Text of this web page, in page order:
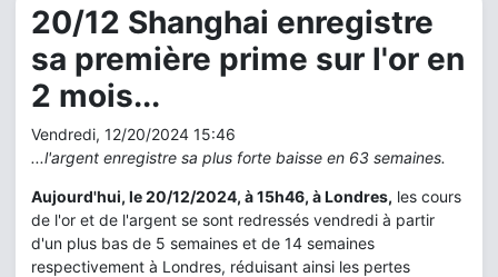
20/12 Shanghai enregistre
sa première prime sur l'or en
2 mois...
Vendredi, 12/20/2024 15:46
...l'argent enregistre sa plus forte baisse en 63 semaines.
Aujourd'hui, le 20/12/2024, à 15h46, à Londres, les cours
de l'or et de l'argent se sont redressés vendredi à partir
d'un plus bas de 5 semaines et de 14 semaines
respectivement à Londres, réduisant ainsi les pertes